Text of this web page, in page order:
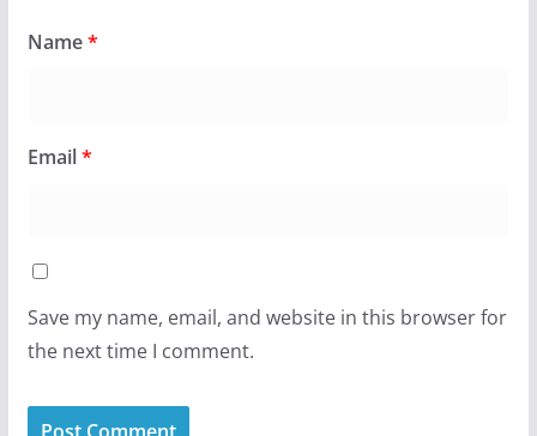
Name*
Email*
Save my name, email, and website in this browser for
the next time I comment.